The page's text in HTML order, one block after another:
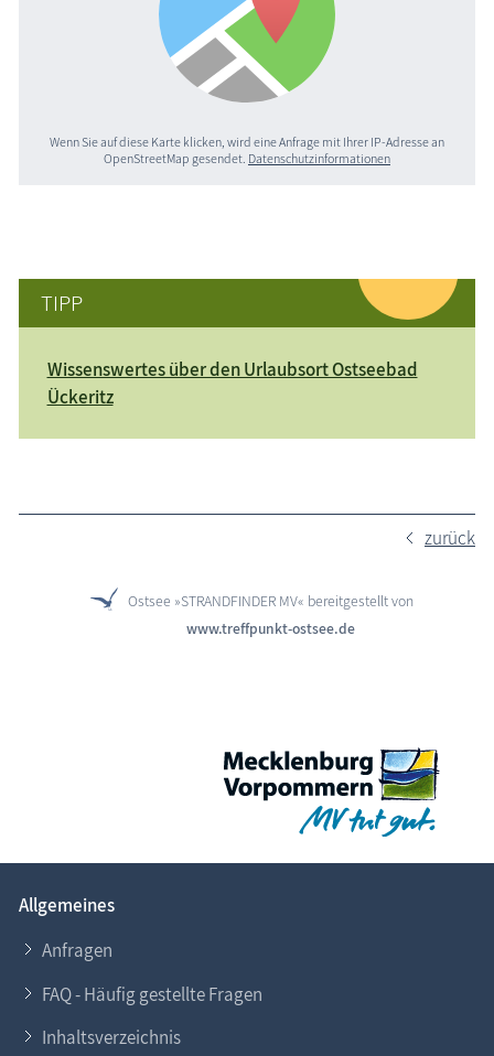
Wenn Sie auf diese Karte klicken, wird eine Anfrage mit Ihrer IP-Adresse an
OpenStreetMap gesendet. Datenschutzinformationen
TIPP
Wissenswertes über den Urlaubsort Ostseebad
Ückeritz
zurück
Ostsee »STRANDFINDER MV« bereitgestellt von
www.treffpunkt-ostsee.de
Allgemeines
Anfragen
FAQ - Häufig gestellte Fragen
Inhaltsverzeichnis